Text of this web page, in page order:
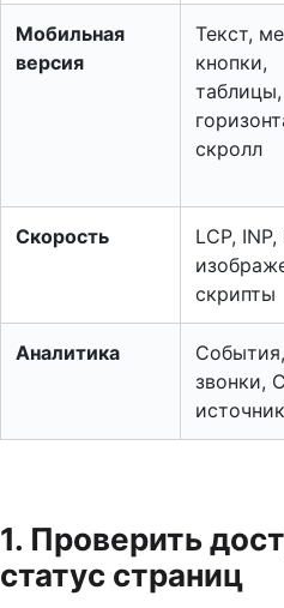
Мобильная
версия
Текст,
кнопки,
таблицы,
скролл
Скорость
LCP, INP,
скрипты
Аналитика
звонки,
источник
1. Проверить
статус страниц